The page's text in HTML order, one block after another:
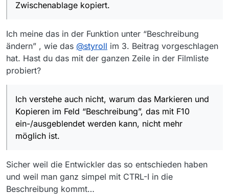
Wenn man im das Filmtitel-Feld den Titel mit
Zwischenablage kopiert.
möglich ist.
Zwischenablage kopiert.
Ich meine das in der Funktion unter “Beschreibung
ändern” , wie das @styroll im 3. Beitrag vorgeschlagen
hat. Hast du das mit der ganzen Zeile in der Filmliste
probiert?
Ich verstehe auch nicht, warum das Markieren und
Kopieren im Feld “Beschreibung”, das mit F10
ein-/ausgeblendet werden kann, nicht mehr
möglich ist.
Sicher weil die Entwickler das so entschieden haben
und weil man ganz simpel mit CTRL-I in die
Beschreibung kommt…